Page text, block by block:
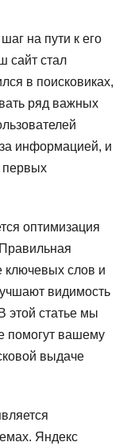
на пути к его
сайт стал
в поисковиках,
ряд важных
информацией, и
первых
оптимизация
ключевых слов и
видимость
этой статье мы
помогут вашему
выдаче
Яндекс